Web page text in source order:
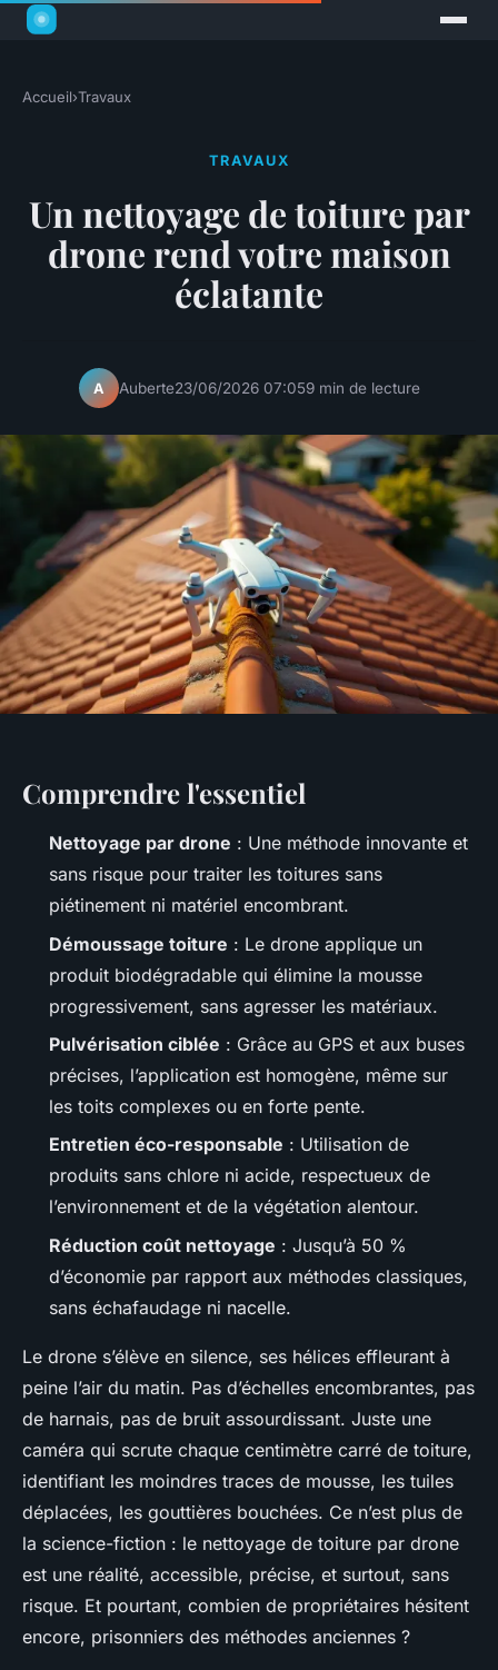
Accueil›Travaux
TRAVAUX
Un nettoyage de toiture par
drone rend votre maison
éclatante
A Auberte23/06/2026 07:059 min de lecture
Comprendre l'essentiel
Nettoyage par drone : Une méthode innovante et
sans risque pour traiter les toitures sans
piétinement ni matériel encombrant.
Démoussage toiture : Le drone applique un
produit biodégradable qui élimine la mousse
progressivement, sans agresser les matériaux.
Pulvérisation ciblée : Grâce au GPS et aux buses
précises, l’application est homogène, même sur
les toits complexes ou en forte pente.
Entretien éco-responsable : Utilisation de
produits sans chlore ni acide, respectueux de
l’environnement et de la végétation alentour.
Réduction coût nettoyage : Jusqu’à 50 %
d’économie par rapport aux méthodes classiques,
sans échafaudage ni nacelle.
Le drone s’élève en silence, ses hélices effleurant à
peine l’air du matin. Pas d’échelles encombrantes, pas
de harnais, pas de bruit assourdissant. Juste une
caméra qui scrute chaque centimètre carré de toiture,
identifiant les moindres traces de mousse, les tuiles
déplacées, les gouttières bouchées. Ce n’est plus de
la science-fiction : le nettoyage de toiture par drone
est une réalité, accessible, précise, et surtout, sans
risque. Et pourtant, combien de propriétaires hésitent
encore, prisonniers des méthodes anciennes ?